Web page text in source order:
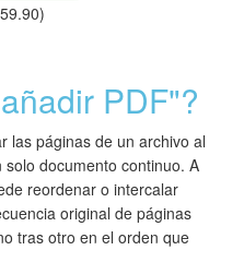
PDF"?
las páginas de un archivo al
documento continuo. A
reordenar o intercalar
original de páginas
tras otro en el orden que